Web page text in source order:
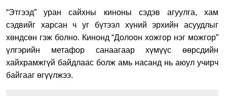
“Этгээд” уран сайхны киноны сэдэв агуулга, хам
сэдвийг харсан ч уг бүтээл хүний эрхийн асуудлыг
хөндсөн гэж болно. Кинонд “Долоон хожгор нэг можгор”
үлгэрийн метафор санаагаар хүмүүс өөрсдийн
хайхрамжгүй байдлаас болж амь насанд нь аюул учирч
байгааг өгүүлжээ.